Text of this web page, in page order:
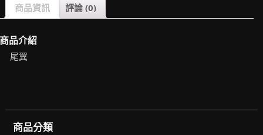
商品資訊 評論 (0)
品介紹
尾翼
商品分類